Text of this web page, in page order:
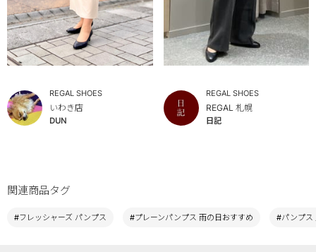
REGAL SHOES
いわき店
DUN
REGAL SHOES
REGAL 札幌
日記
関連商品タグ
#フレッシャーズ パンプス #プレーンパンプス 雨の日おすすめ #パンプス